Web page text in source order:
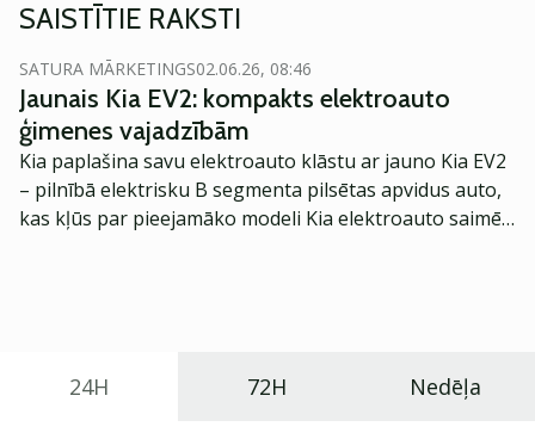
SAISTĪTIE RAKSTI
SATURA MĀRKETINGS02.06.26, 08:46
Jaunais Kia EV2: kompakts elektroauto
ģimenes vajadzībām
Kia paplašina savu elektroauto klāstu ar jauno Kia EV2
– pilnībā elektrisku B segmenta pilsētas apvidus auto,
kas kļūs par pieejamāko modeli Kia elektroauto saimē
24H 72H Nedēļa